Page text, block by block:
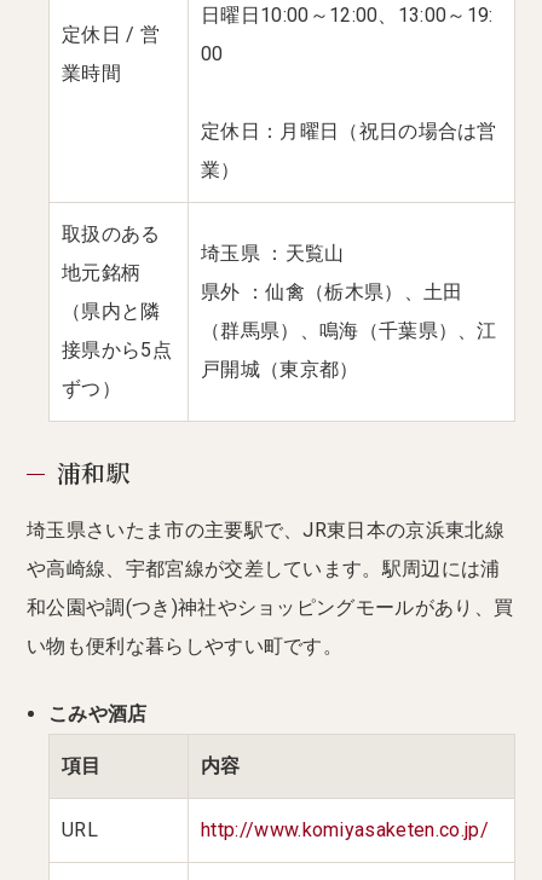
定休日 / 営
業時間
日曜日10:00～12:00、13:00～19:
00
定休日：月曜日（祝日の場合は営
業）
取扱のある
地元銘柄
（県内と隣
接県から5点
ずつ）
埼玉県 ：天覧山
県外 ：仙禽（栃木県）、土田
（群馬県）、鳴海（千葉県）、江
戸開城（東京都）
浦和駅
埼玉県さいたま市の主要駅で、JR東日本の京浜東北線
や高崎線、宇都宮線が交差しています。駅周辺には浦
和公園や調(つき)神社やショッピングモールがあり、買
い物も便利な暮らしやすい町です。
こみや酒店
項目 内容
URL http://www.komiyasaketen.co.jp/